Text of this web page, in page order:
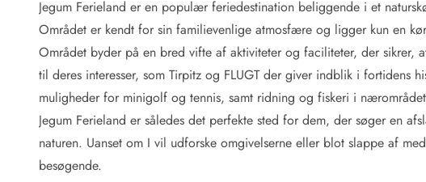
LEGOLAND® rabat
Ferie med børn
Ferie med hund
Ferie ved stranden
Naturoplevelser
Rav - find det selv langs Vesterhavet
Indendørs legelande
Zoologiske haver og dyreparker
Sportsaktiviteter
Jegum Ferieland er en populær feriedestination beliggende i et
Området er kendt for sin familievenlige atmosfære og ligger kun en
Området byder på en bred vifte af aktiviteter og faciliteter, der sikrer,
til deres interesser, som Tirpitz og FLUGT der giver indblik i fortidens
muligheder for minigolf og tennis, samt ridning og fiskeri i
Jegum Ferieland er således det perfekte sted for dem, der søger en
naturen. Uanset om I vil udforske omgivelserne eller blot slappe af
besøgende.